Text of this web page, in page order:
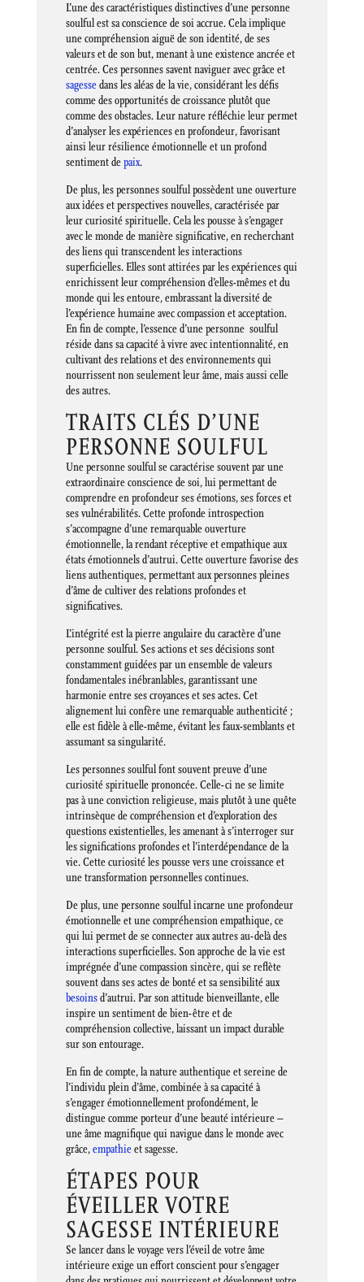
L’une des caractéristiques distinctives d’une personne
soulful est sa conscience de soi accrue. Cela implique
une compréhension aiguë de son identité, de ses
valeurs et de son but, menant à une existence ancrée et
centrée. Ces personnes savent naviguer avec grâce et
sagessedans les aléas de la vie, considérant les défis
comme des opportunités de croissance plutôt que
comme des obstacles. Leur nature réfléchie leur permet
d’analyser les expériences en profondeur, favorisant
ainsi leur résilience émotionnelle et un profond
sentiment depaix.
De plus, les personnes soulful possèdent une ouverture
aux idées et perspectives nouvelles, caractérisée par
leur curiosité spirituelle. Cela les pousse à s’engager
avec le monde de manière significative, en recherchant
des liens qui transcendent les interactions
superficielles. Elles sont attirées par les expériences qui
enrichissent leur compréhension d’elles-mêmes et du
monde qui les entoure, embrassant la diversité de
l’expérience humaine avec compassion et acceptation.
En fin de compte, l’essence d’une personne soulful
réside dans sa capacité à vivre avec intentionnalité, en
cultivant des relations et des environnements qui
nourrissent non seulement leur âme, mais aussi celle
des autres.
TRAITS CLÉS D’UNE
PERSONNE SOULFUL
Une personne soulful se caractérise souvent par une
extraordinaire conscience de soi, lui permettant de
comprendre en profondeur ses émotions, ses forces et
ses vulnérabilités. Cette profonde introspection
s’accompagne d’une remarquable ouverture
émotionnelle, la rendant réceptive et empathique aux
états émotionnels d’autrui. Cette ouverture favorise des
liens authentiques, permettant aux personnes pleines
d’âme de cultiver des relations profondes et
significatives.
L’intégrité est la pierre angulaire du caractère d’une
personne soulful. Ses actions et ses décisions sont
constamment guidées par un ensemble de valeurs
fondamentales inébranlables, garantissant une
harmonie entre ses croyances et ses actes. Cet
alignement lui confère une remarquable authenticité ;
elle est fidèle à elle-même, évitant les faux-semblants et
assumant sa singularité.
Les personnes soulful font souvent preuve d’une
curiosité spirituelle prononcée. Celle-ci ne se limite
pas à une conviction religieuse, mais plutôt à une quête
intrinsèque de compréhension et d’exploration des
questions existentielles, les amenant à s’interroger sur
les significations profondes et l’interdépendance de la
vie. Cette curiosité les pousse vers une croissance et
une transformation personnelles continues.
De plus, une personne soulful incarne une profondeur
émotionnelle et une compréhension empathique, ce
qui lui permet de se connecter aux autres au-delà des
interactions superficielles. Son approche de la vie est
imprégnée d’une compassion sincère, qui se reflète
souvent dans ses actes de bonté et sa sensibilité aux
besoinsd’autrui. Par son attitude bienveillante, elle
inspire un sentiment de bien-être et de
compréhension collective, laissant un impact durable
sur son entourage.
En fin de compte, la nature authentique et sereine de
l’individu plein d’âme, combinée à sa capacité à
s’engager émotionnellement profondément, le
distingue comme porteur d’une beauté intérieure –
une âme magnifique qui navigue dans le monde avec
grâce,empathieet sagesse.
ÉTAPES POUR
ÉVEILLER VOTRE
SAGESSE INTÉRIEURE
Se lancer dans le voyage vers l’éveil de votre âme
intérieure exige un effort conscient pour s’engager